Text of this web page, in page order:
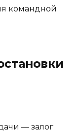
командной
— залог